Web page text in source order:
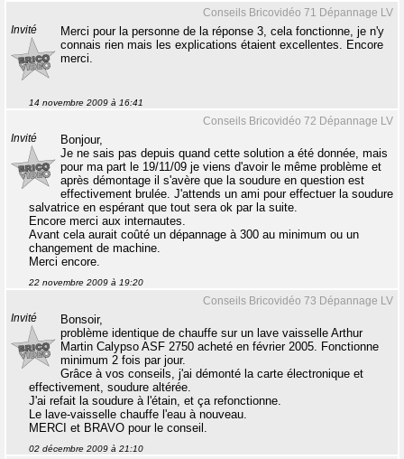
Conseils Bricovidéo 71 Dépannage LV
Invité
Merci pour la personne de la réponse 3, cela fonctionne, je n'y
connais rien mais les explications étaient excellentes. Encore
merci.
14 novembre 2009 à 16:41
Conseils Bricovidéo 72 Dépannage LV
Invité
Bonjour,
Je ne sais pas depuis quand cette solution a été donnée, mais
pour ma part le 19/11/09 je viens d'avoir le même problème et
après démontage il s'avère que la soudure en question est
effectivement brulée. J'attends un ami pour effectuer la soudure
salvatrice en espérant que tout sera ok par la suite.
Encore merci aux internautes.
Avant cela aurait coûté un dépannage à 300 au minimum ou un
changement de machine.
Merci encore.
22 novembre 2009 à 19:20
Conseils Bricovidéo 73 Dépannage LV
Invité
Bonsoir,
problème identique de chauffe sur un lave vaisselle Arthur
Martin Calypso ASF 2750 acheté en février 2005. Fonctionne
minimum 2 fois par jour.
Grâce à vos conseils, j'ai démonté la carte électronique et
effectivement, soudure altérée.
J'ai refait la soudure à l'étain, et ça refonctionne.
Le lave-vaisselle chauffe l'eau à nouveau.
MERCI et BRAVO pour le conseil.
02 décembre 2009 à 21:10